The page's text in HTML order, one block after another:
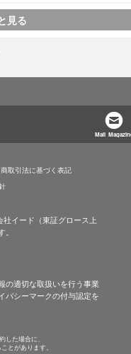
見る
Mail
取引法に基づく表記
イード（東証グロース上
の適切な取扱いを行う事業
バシーマークの付与認定を
た場合に、
とがあります。